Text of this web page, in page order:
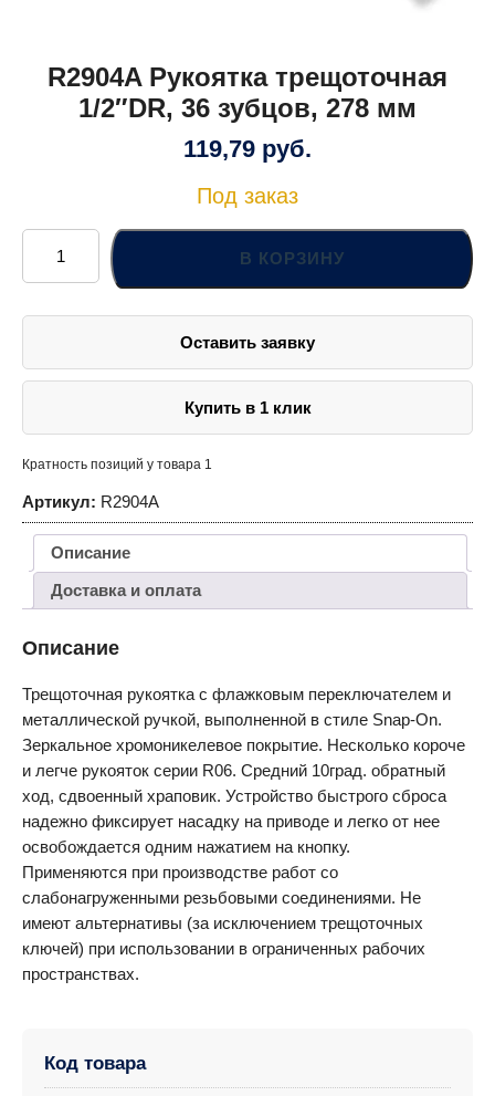
R2904A Рукоятка трещоточная
1/2″DR, 36 зубцов, 278 мм
119,79 руб.
Под заказ
Количество
товара
R2904A
Рукоятка
1/2"DR,
мм
В КОРЗИНУ
Оставить заявку
Купить в 1 клик
Кратность позиций у товара 1
Артикул: R2904A
Описание
Доставка и оплата
Описание
Трещоточная рукоятка с флажковым переключателем и
металлической ручкой, выполненной в стиле Snap-On.
Зеркальное хромоникелевое покрытие. Несколько короче
и легче рукояток серии R06. Средний 10град. обратный
ход, сдвоенный храповик. Устройство быстрого сброса
надежно фиксирует насадку на приводе и легко от нее
освобождается одним нажатием на кнопку.
Применяются при производстве работ со
слабонагруженными резьбовыми соединениями. Не
имеют альтернативы (за исключением трещоточных
ключей) при использовании в ограниченных рабочих
пространствах.
Код товара